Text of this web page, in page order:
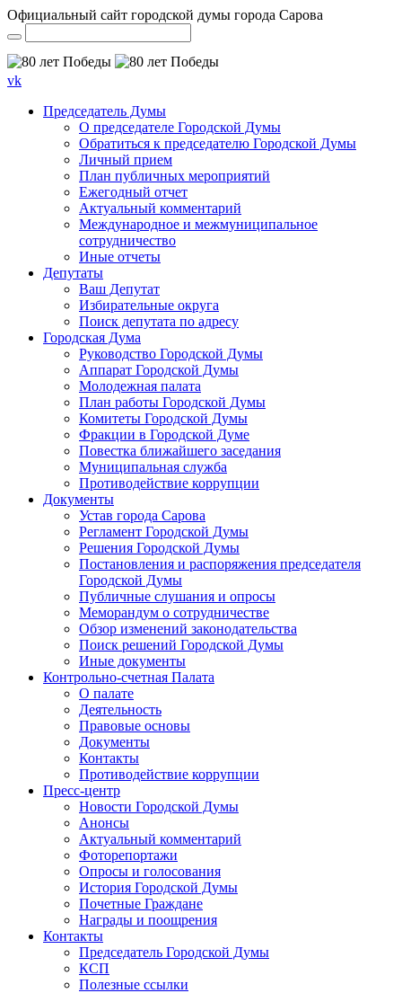
Официальный сайт городской думы города Сарова
vk
Председатель Думы
О председателе Городской Думы
Обратиться к председателю Городской Думы
Личный прием
План публичных мероприятий
Ежегодный отчет
Актуальный комментарий
Международное и межмуниципальное
сотрудничество
Иные отчеты
Депутаты
Ваш Депутат
Избирательные округа
Поиск депутата по адресу
Городская Дума
Руководство Городской Думы
Аппарат Городской Думы
Молодежная палата
План работы Городской Думы
Комитеты Городской Думы
Фракции в Городской Думе
Повестка ближайшего заседания
Муниципальная служба
Противодействие коррупции
Документы
Устав города Сарова
Регламент Городской Думы
Решения Городской Думы
Постановления и распоряжения председателя
Городской Думы
Публичные слушания и опросы
Меморандум о сотрудничестве
Обзор изменений законодательства
Поиск решений Городской Думы
Иные документы
Контрольно-счетная Палата
О палате
Деятельность
Правовые основы
Документы
Контакты
Противодействие коррупции
Пресс-центр
Новости Городской Думы
Анонсы
Актуальный комментарий
Фоторепортажи
Опросы и голосования
История Городской Думы
Почетные Граждане
Награды и поощрения
Контакты
Председатель Городской Думы
КСП
Полезные ссылки